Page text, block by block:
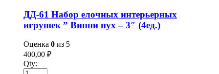
ДД-61 Набор елочных интерьерных
игрушек ” Винни пух – 3″ (4ед.)
Оценка 0 из 5
400,00 ₽
Qty: